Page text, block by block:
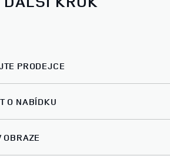
PRODEJCE
O NABÍDKU
OBRAZE